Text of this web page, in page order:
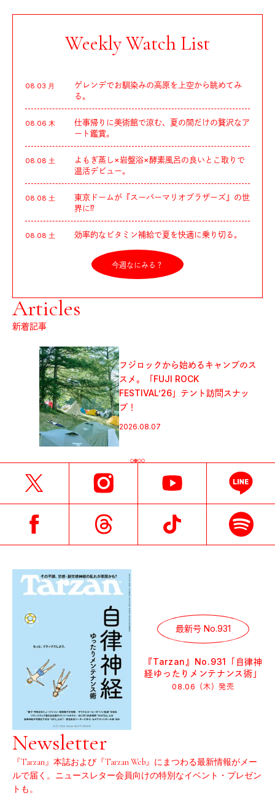
Weekly Watch List
08.03 月
ゲレンデでお馴染みの高原を上空から眺めてみ
る。
08.06 木
仕事帰りに美術館で涼む、夏の間だけの贅沢なア
ート鑑賞。
08.08 土
よもぎ蒸し×岩盤浴×酵素風呂の良いとこ取りで
温活デビュー。
08.08 土
東京ドームが『スーパーマリオブラザーズ』の世
界に⁉︎
08.08 土 効率的なビタミン補給で夏を快適に乗り切る。
今週なにみる？
Articles
新着記事
フジロックから始めるキャンプのス
スメ。「FUJI ROCK
FESTIVAL’26」テント訪問スナッ
プ！
2026.08.07
最新号 No.931
『Tarzan』No.931「自律神
経ゆったりメンテナンス術」
08.06（木）発売
Newsletter
『Tarzan』本誌および『Tarzan Web』にまつわる最新情報がメー
ルで届く。ニュースレター会員向けの特別なイベント・プレゼン
トも。